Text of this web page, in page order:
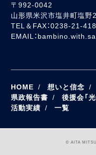
〒992-0042
山形県米沢市塩井町塩野
TEL＆FAX：0238-21-
EMAIL：
HOME 想いと信念
県政報告書
後援会「光
活動実績
一覧
© AITA